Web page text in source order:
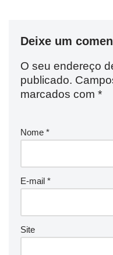
Deixe um
O seu endereço
publicado.
marcados com *
Nome *
E-mail *
Site